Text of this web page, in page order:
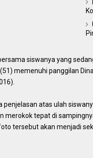
siswanya yang
memenuhi panggilan
atas ulah
merokok tepat di
tersebut akan menjadi